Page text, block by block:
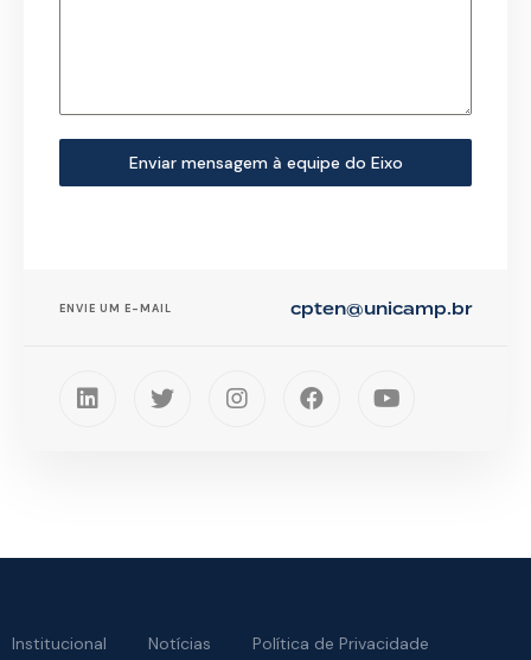
Enviar mensagem à equipe do Eixo
ENVIE UM E-MAIL cpten@unicamp.br
Institucional Notícias
Política de Privacidade